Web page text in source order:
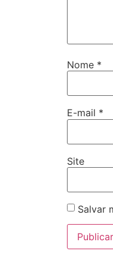
Nome *
E-mail *
Site
Salvar